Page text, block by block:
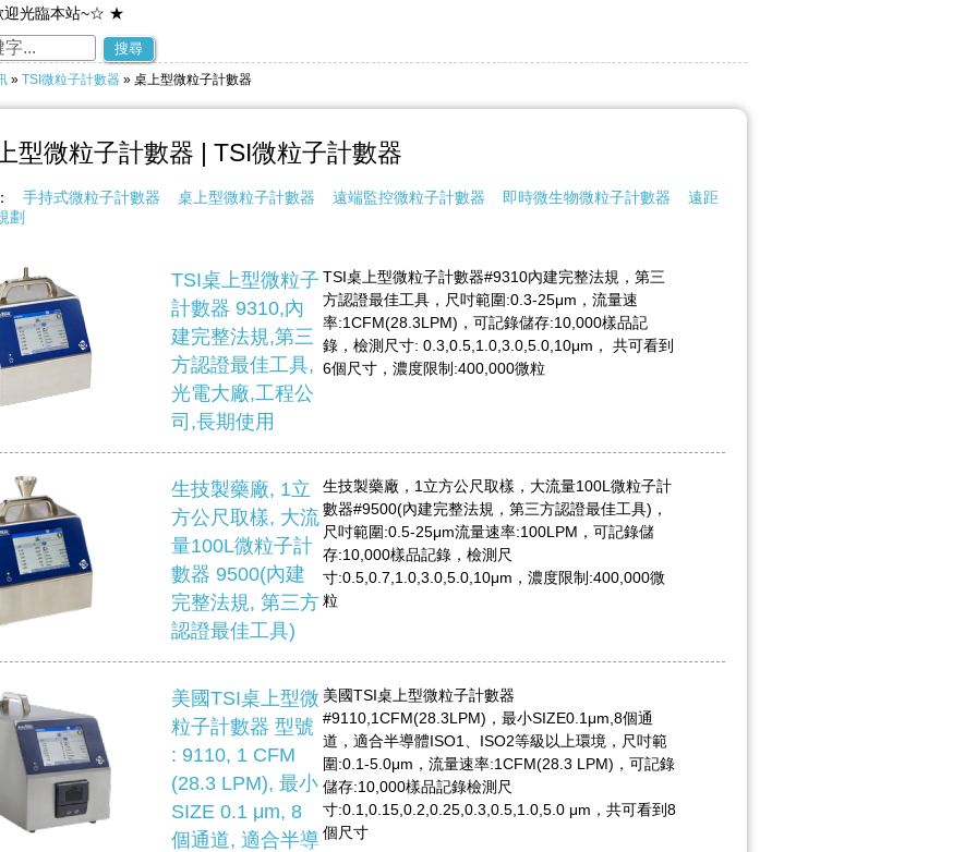
光臨本站~☆ ★
您到留言版給我們加油打氣~☆ ★
搜尋
» TSI微粒子計數器 » 桌上型微粒子計數器
型微粒子計數器 | TSI微粒子計數器
：手持式微粒子計數器 桌上型微粒子計數器 遠端監控微粒子計數器 即時微生物微粒子計數器
遠距
劃
TSI桌上型微粒子
計數器 9310,內
建完整法規,第三
方認證最佳工具,
光電大廠,工程公
司,長期使用
TSI桌上型微粒子計數器#9310內建完整法規，第三
方認證最佳工具，尺吋範圍:0.3-25μm，流量速
率:1CFM(28.3LPM)，可記錄儲存:10,000樣品記
錄，檢測尺寸: 0.3,0.5,1.0,3.0,5.0,10μm， 共可看到
6個尺寸，濃度限制:400,000微粒
生技製藥廠, 1立
方公尺取樣, 大流
量100L微粒子計
數器 9500(內建
完整法規, 第三方
認證最佳工具)
生技製藥廠，1立方公尺取樣，大流量100L微粒子計
數器#9500(內建完整法規，第三方認證最佳工具)，
尺吋範圍:0.5-25μm流量速率:100LPM，可記錄儲
存:10,000樣品記錄，檢測尺
寸:0.5,0.7,1.0,3.0,5.0,10μm，濃度限制:400,000微
粒
美國TSI桌上型微
粒子計數器 型號
: 9110, 1 CFM
(28.3 LPM), 最小
SIZE 0.1 μm, 8
個通道, 適合半導
美國TSI桌上型微粒子計數器
#9110,1CFM(28.3LPM)，最小SIZE0.1μm,8個通
道，適合半導體ISO1、ISO2等級以上環境，尺吋範
圍:0.1-5.0μm，流量速率:1CFM(28.3 LPM)，可記錄
儲存:10,000樣品記錄檢測尺
寸:0.1,0.15,0.2,0.25,0.3,0.5,1.0,5.0 μm，共可看到8
個尺寸